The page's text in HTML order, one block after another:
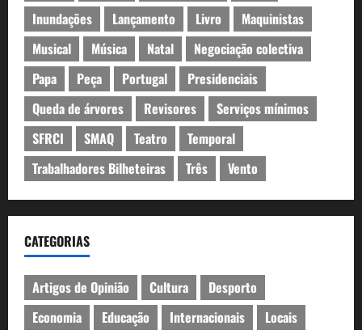
Inundações
Lançamento Livro
Maquinistas
Musical
Música Natal
Negociação colectiva
Papa
Peça Portugal
Presidenciais
Queda de árvores
Revisores
Serviços mínimos
SFRCI
SMAQ Teatro
Temporal
Trabalhadores Bilheteiras
Três Vento
CATEGORIAS
Artigos de Opinião Cultura
Desporto
Economia
Educação Internacionais
Locais